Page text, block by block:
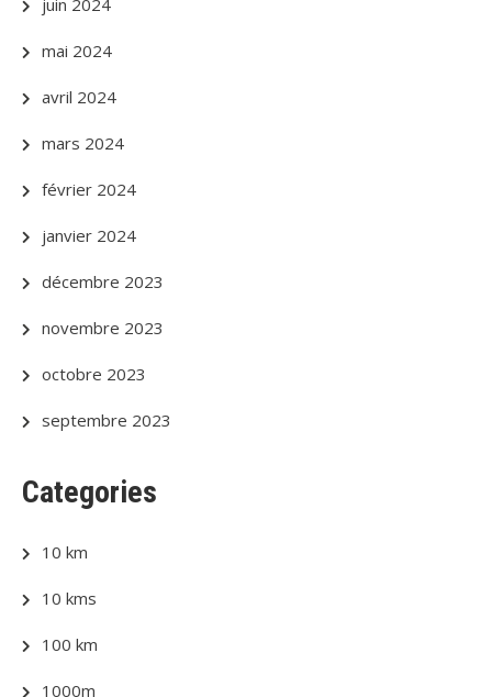
juin 2024
mai 2024
avril 2024
mars 2024
février 2024
janvier 2024
décembre 2023
novembre 2023
octobre 2023
septembre 2023
Categories
10 km
10 kms
100 km
1000m